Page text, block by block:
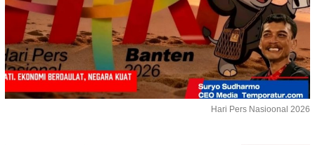
Hari Pers Nasioonal 2026